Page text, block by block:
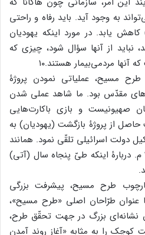
به وجود آید. باید رفاه و راحتی
یابد. در مورد اینکه یهودیان
نباید از آنها سؤال شود، چیزی که
آنها مردمی‌بیمار هستند.۱۰
مسیح، عملیاتی نمودن پروژۀ
مقدّس بود. ما شاهد عملی شدن
صهیونیست و بازی باکارت‌هایی
از پروژۀ بازگشت (یهودیان) به
دولت اسرائیلی تلقّی نمود. همانند
پیش‌گویی هرتزل در سال ۱۸۹۶ م. دربارۀ اینکه طیّ پنجاه سال (آتی)
طرح مسیح، پیشرفت بزرگی
طرّاحان اصلی «طرح مسیح»،
نشانه‌ای بزرگ در جهت تحقّق طرح،
کوچک را به مثابه «آغاز روند آمدن